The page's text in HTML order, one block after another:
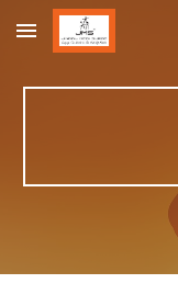
Skip to main content